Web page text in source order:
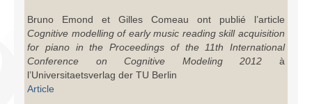
Bruno Emond et Gilles Comeau ont publié l’article
Cognitive modelling of early music reading skill acquisition
for piano in the Proceedings of the 11th International
Conference on Cognitive Modeling 2012 à
l’Universitaetsverlag der TU Berlin
Article